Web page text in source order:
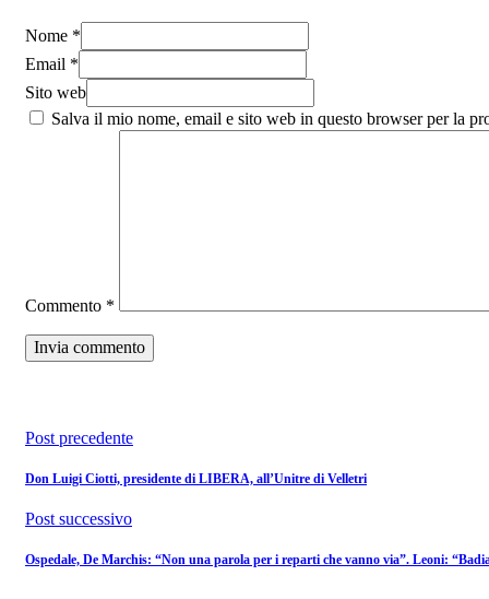
Nome *
Email *
Sito web
Salva il mio nome, email e sito web in questo browser per la
Commento *
Post precedente
Don Luigi Ciotti, presidente di LIBERA, all’Unitre di Velletri
Post successivo
Ospedale, De Marchis: “Non una parola per i reparti che vanno via”. Leoni: